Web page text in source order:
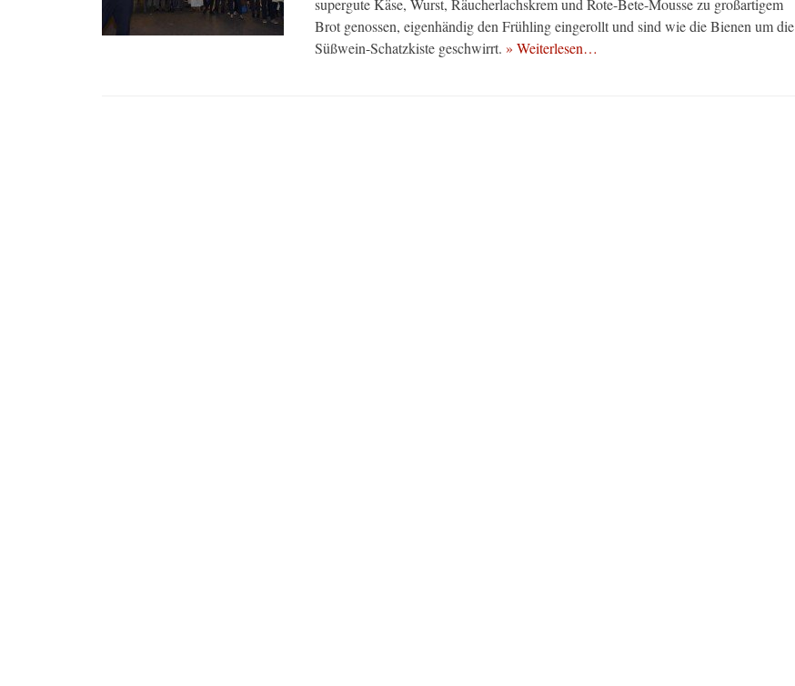
supergute Käse, Wurst, Räucherlachskrem und Rote-Bete-Mousse zu großartigem
Brot genossen, eigenhändig den Frühling eingerollt und sind wie die Bienen um die
Süßwein-Schatzkiste geschwirrt. » Weiterlesen…